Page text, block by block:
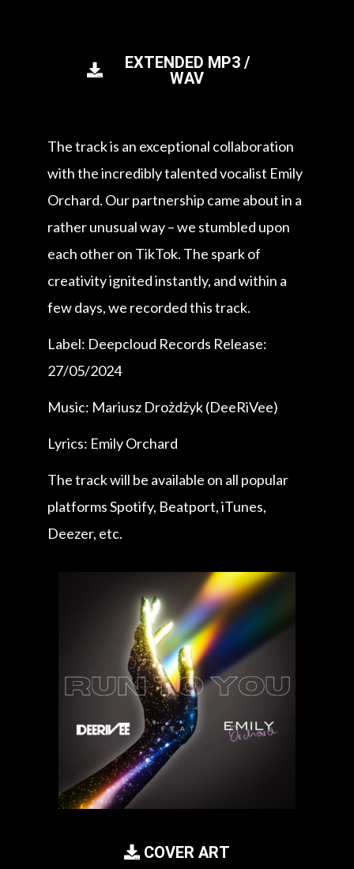
EXTENDED MP3 /
WAV
The track is an exceptional collaboration
with the incredibly talented vocalist Emily
Orchard. Our partnership came about in a
rather unusual way – we stumbled upon
each other on TikTok. The spark of
creativity ignited instantly, and within a
few days, we recorded this track.
Label: Deepcloud Records Release:
27/05/2024
Music: Mariusz Drożdżyk (DeeRiVee)
Lyrics: Emily Orchard
The track will be available on all popular
platforms Spotify, Beatport, iTunes,
Deezer, etc.
COVER ART